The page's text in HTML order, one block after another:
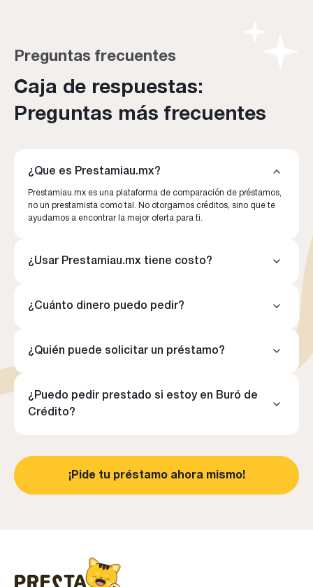
Preguntas frecuentes
Caja de respuestas:
Preguntas más frecuentes
¿Que es Prestamiau.mx?
Prestamiau.mx es una plataforma de comparación de préstamos,
no un prestamista como tal. No otorgamos créditos, sino que te
ayudamos a encontrar la mejor oferta para ti.
¿Usar Prestamiau.mx tiene costo?
¿Cuánto dinero puedo pedir?
financiero.
¿Quién puede solicitar un préstamo?
¿Puedo pedir prestado si estoy en Buró de
Crédito?
¡Pide tu préstamo ahora mismo!